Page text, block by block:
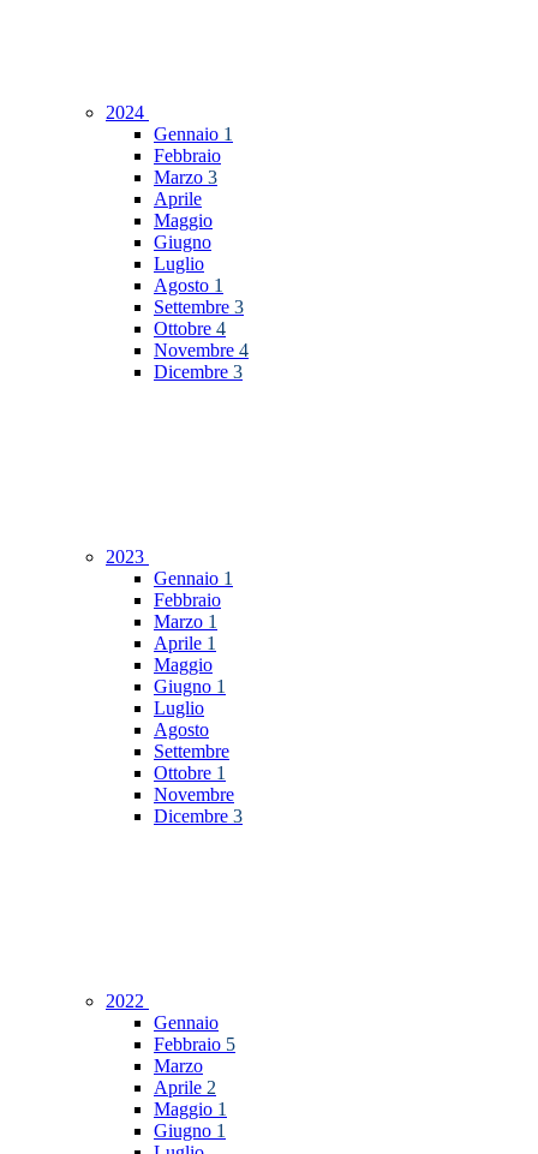
2024
Gennaio 1
Febbraio
Marzo 3
Aprile
Maggio
Giugno
Luglio
Agosto 1
Settembre 3
Ottobre 4
Novembre 4
Dicembre 3
2023
Gennaio 1
Febbraio
Marzo 1
Aprile 1
Maggio
Giugno 1
Luglio
Agosto
Settembre
Ottobre 1
Novembre
Dicembre 3
2022
Gennaio
Febbraio 5
Marzo
Aprile 2
Maggio 1
Giugno 1